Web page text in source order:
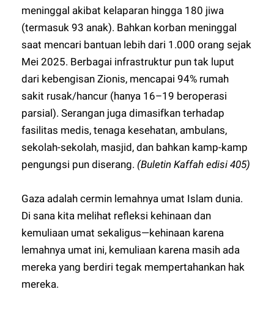
meninggal akibat kelaparan hingga 180 jiwa
(termasuk 93 anak). Bahkan korban meninggal
saat mencari bantuan lebih dari 1.000 orang sejak
Mei 2025. Berbagai infrastruktur pun tak luput
dari kebengisan Zionis, mencapai 94% rumah
sakit rusak/hancur (hanya 16–19 beroperasi
parsial). Serangan juga dimasifkan terhadap
fasilitas medis, tenaga kesehatan, ambulans,
sekolah-sekolah, masjid, dan bahkan kamp-kamp
pengungsi pun diserang. (Buletin Kaffah edisi 405)
Gaza adalah cermin lemahnya umat Islam dunia.
Di sana kita melihat refleksi kehinaan dan
kemuliaan umat sekaligus—kehinaan karena
lemahnya umat ini, kemuliaan karena masih ada
mereka yang berdiri tegak mempertahankan hak
mereka.